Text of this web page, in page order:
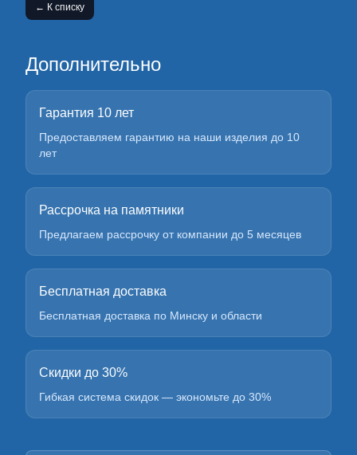
← К списку
Дополнительно
Гарантия 10 лет
Предоставляем гарантию на наши изделия до 10
лет
Рассрочка на памятники
Предлагаем рассрочку от компании до 5 месяцев
Бесплатная доставка
Бесплатная доставка по Минску и области
Скидки до 30%
Гибкая система скидок — экономьте до 30%